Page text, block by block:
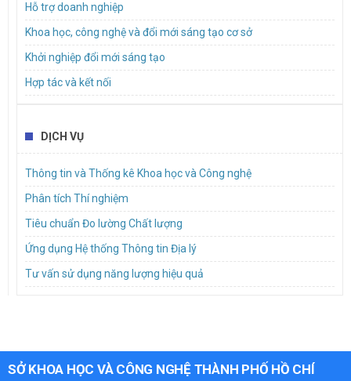
Hỗ trợ doanh nghiệp
Khoa học, công nghệ và đổi mới sáng tạo cơ sở
Khởi nghiệp đổi mới sáng tạo
Hợp tác và kết nối
DỊCH VỤ
Thông tin và Thống kê Khoa học và Công nghệ
Phân tích Thí nghiệm
Tiêu chuẩn Đo lường Chất lượng
Ứng dụng Hệ thống Thông tin Địa lý
Tư vấn sử dụng năng lượng hiệu quả
SỞ KHOA HỌC VÀ CÔNG NGHỆ THÀNH PHỐ HỒ CHÍ